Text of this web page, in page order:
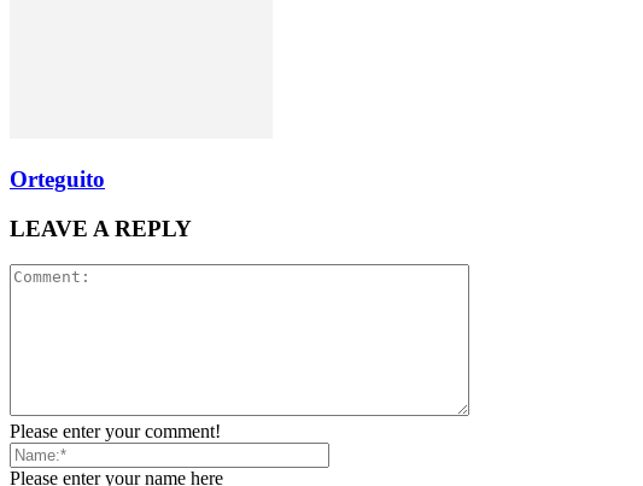
Orteguito
LEAVE A REPLY
Please enter your comment!
Please enter your name here